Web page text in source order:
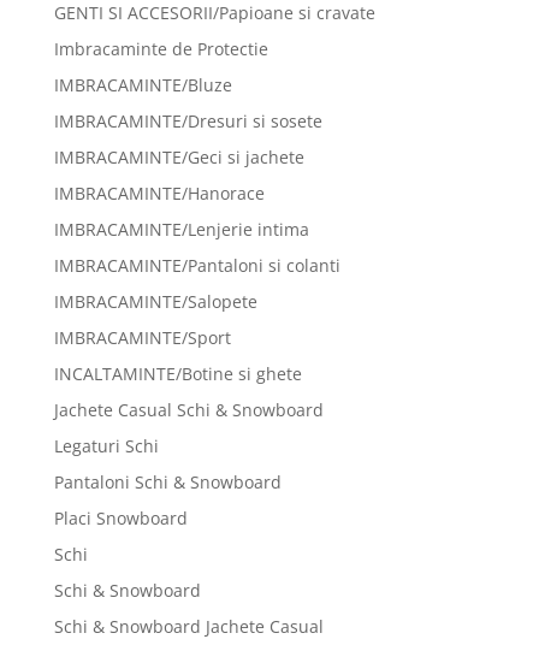
GENTI SI ACCESORII/Papioane si cravate
Imbracaminte de Protectie
IMBRACAMINTE/Bluze
IMBRACAMINTE/Dresuri si sosete
IMBRACAMINTE/Geci si jachete
IMBRACAMINTE/Hanorace
IMBRACAMINTE/Lenjerie intima
IMBRACAMINTE/Pantaloni si colanti
IMBRACAMINTE/Salopete
IMBRACAMINTE/Sport
INCALTAMINTE/Botine si ghete
Jachete Casual Schi & Snowboard
Legaturi Schi
Pantaloni Schi & Snowboard
Placi Snowboard
Schi
Schi & Snowboard
Schi & Snowboard Jachete Casual